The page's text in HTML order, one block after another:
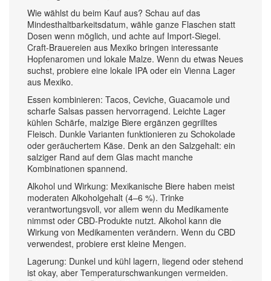
Wie wählst du beim Kauf aus? Schau auf das
Mindesthaltbarkeitsdatum, wähle ganze Flaschen statt
Dosen wenn möglich, und achte auf Import-Siegel.
Craft-Brauereien aus Mexiko bringen interessante
Hopfenaromen und lokale Malze. Wenn du etwas Neues
suchst, probiere eine lokale IPA oder ein Vienna Lager
aus Mexiko.
Essen kombinieren: Tacos, Ceviche, Guacamole und
scharfe Salsas passen hervorragend. Leichte Lager
kühlen Schärfe, malzige Biere ergänzen gegrilltes
Fleisch. Dunkle Varianten funktionieren zu Schokolade
oder geräuchertem Käse. Denk an den Salzgehalt: ein
salziger Rand auf dem Glas macht manche
Kombinationen spannend.
Alkohol und Wirkung: Mexikanische Biere haben meist
moderaten Alkoholgehalt (4–6 %). Trinke
verantwortungsvoll, vor allem wenn du Medikamente
nimmst oder CBD-Produkte nutzt. Alkohol kann die
Wirkung von Medikamenten verändern. Wenn du CBD
verwendest, probiere erst kleine Mengen.
Lagerung: Dunkel und kühl lagern, liegend oder stehend
ist okay, aber Temperaturschwankungen vermeiden.